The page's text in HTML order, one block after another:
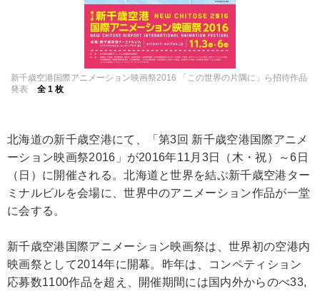
アニメ 映画/ドラマ
アニメ！アニメ！TV ABEMA Cafe
連載・コラム
新千歳空港国際アニメーション映画祭2016 「この世界の片隅に」ら招待作品
発表
全 1 枚
北海道の新千歳空港にて、「第3回 新千歳空港国際アニメ
ーション映画祭2016」が2016年11月3日（木・祝）～6日
（日）に開催される。北海道と世界を結ぶ新千歳空港ター
ミナルビルを会場に、世界中のアニメーション作品が一堂
に会する。
新千歳空港国際アニメーション映画祭は、世界初の空港内
映画祭として2014年に開幕。昨年は、コンペティション
応募数1100作品を超え、開催期間には国内外からのべ33,